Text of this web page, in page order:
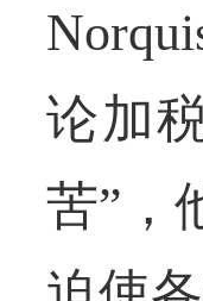
论加
苦”，